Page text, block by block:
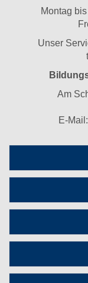
Montag
Unser
Am
E-Mail: